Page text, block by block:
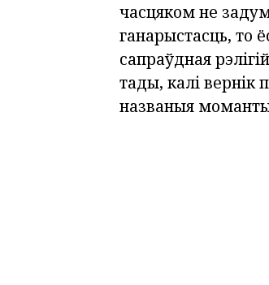
часцяком не
ганарыстасць, то
сапраўдная
тады, калі вернік
названыя